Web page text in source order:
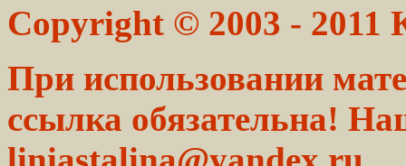
Copyright © 2003 - 2011
При использовании
ссылка обязательна!